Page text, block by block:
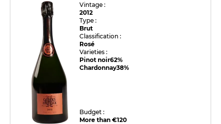
Vintage :
2012
Type :
Brut
Classification :
Rosé
Varieties :
Pinot noir62%
Chardonnay38%
Budget :
More than €120